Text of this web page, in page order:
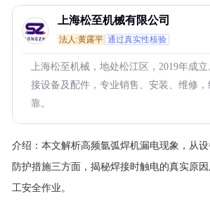
上海松至机械有限公司
法人:黄露平 通过真实性核验
上海松至机械，地处松江区，2019年成
接设备及配件，专业销售、安装、维修
靠。
介绍： 本文解析高频氩弧焊机漏电现象，从
防护措施三方面，揭秘焊接时触电的真实原
工安全作业。